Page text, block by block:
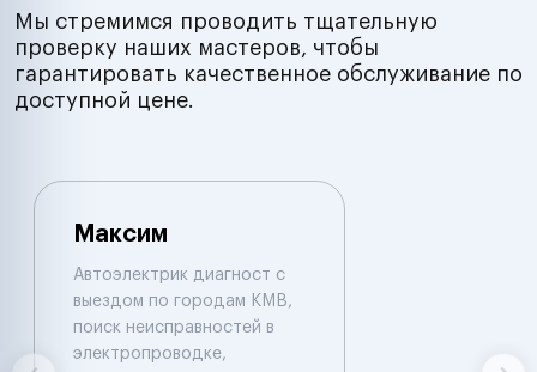
Мы стремимся проводить тщательную
проверку наших мастеров, чтобы
гарантировать качественное обслуживание по
доступной цене.
Максим
Автоэлектрик диагност с
выездом по городам КМВ,
поиск неисправностей в
электропроводке,